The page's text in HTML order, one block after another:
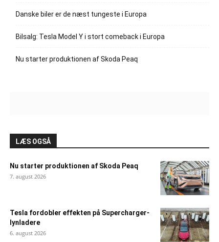
Danske biler er de næst tungeste i Europa
Bilsalg: Tesla Model Y i stort comeback i Europa
Nu starter produktionen af Skoda Peaq
LÆS OGSÅ
Nu starter produktionen af Skoda Peaq
7. august 2026
Tesla fordobler effekten på Supercharger-
lynladere
6. august 2026